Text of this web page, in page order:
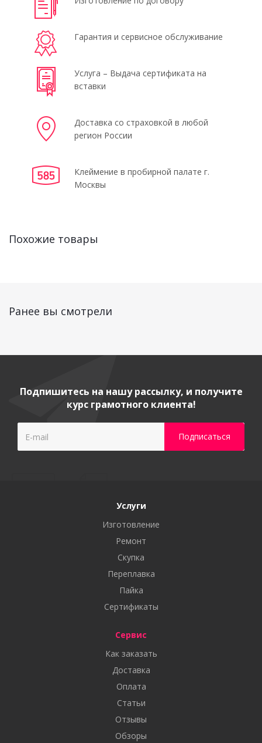
Гарантия и сервисное обслуживание
Услуга – Выдача сертификата на
вставки
Доставка со страховкой в любой
регион России
Клеймение в пробирной палате г.
Москвы
Похожие товары
Ранее вы смотрели
Подпишитесь на нашу рассылку, и получите
курс грамотного клиента!
Услуги
Изготовление
Ремонт
Скупка
Переплавка
Пайка
Сертификаты
Сервис
Как заказать
Доставка
Оплата
Статьи
Отзывы
Обзоры